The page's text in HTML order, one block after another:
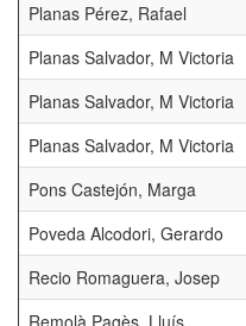
Planas Pérez, Rafael
Planas Salvador, M Victoria
Planas Salvador, M Victoria
Planas Salvador, M Victoria
Pons Castejón, Marga
Poveda Alcodori, Gerardo
Recio Romaguera, Josep
Remolà Pagès, Lluís